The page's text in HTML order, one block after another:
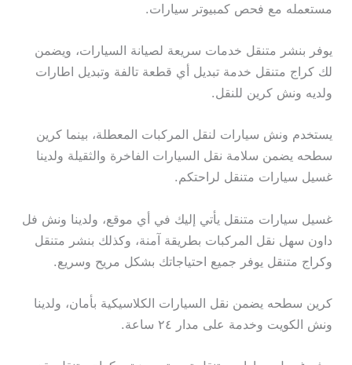
مستعمله مع فحص كمبيوتر سيارات.
يوفر بنشر متنقل خدمات سريعة لصيانة السيارات، ويضمن
لك كراج متنقل خدمة تبديل أي قطعة تالفة وتبديل اطارات
ولديه ونش كرين للنقل.
يستخدم ونش سيارات لنقل المركبات المعطلة، بينما كرين
سطحه يضمن سلامة نقل السيارات الفاخرة والثقيلة ولدينا
غسيل سيارات متنقل لراحتكم.
غسيل سيارات متنقل يأتي إليك في أي موقع، ولدينا ونش فل
داون سهل نقل المركبات بطريقة آمنة، وكذلك بنشر متنقل
وكراج متنقل يوفر جميع احتياجاتك بشكل مريح وسريع.
كرين سطحه يضمن نقل السيارات الكلاسيكية بأمان، ولدينا
ونش الكويت وخدمة على مدار ٢٤ ساعة.